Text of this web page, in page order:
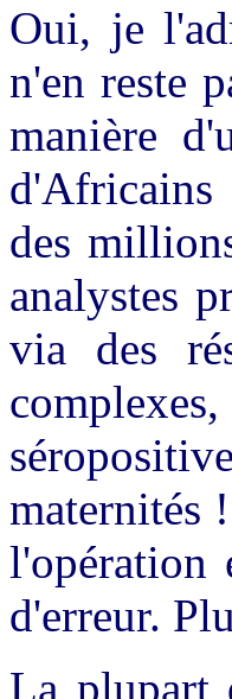
Oui, je
n'en reste
manière
d'Africains
des
analystes
via des
maternités
l'opération
d'erreur.
La plupart